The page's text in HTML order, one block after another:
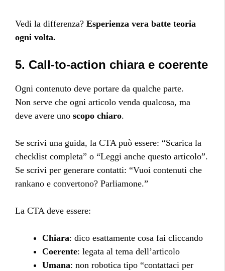
Vedi la differenza? Esperienza vera batte teoria
ogni volta.
5. Call-to-action chiara e coerente
Ogni contenuto deve portare da qualche parte.
Non serve che ogni articolo venda qualcosa, ma
deve avere uno scopo chiaro.
Se scrivi una guida, la CTA può essere: “Scarica la
checklist completa” o “Leggi anche questo articolo”.
Se scrivi per generare contatti: “Vuoi contenuti che
rankano e convertono? Parliamone.”
La CTA deve essere:
Chiara: dico esattamente cosa fai cliccando
Coerente: legata al tema dell’articolo
Umana: non robotica tipo “contattaci per